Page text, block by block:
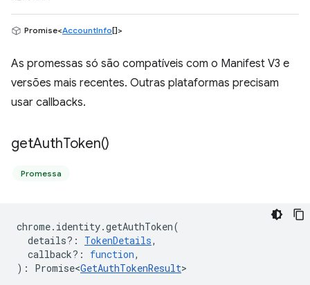
Promise<AccountInfo[]>
As promessas só são compatíveis com o Manifest V3 e
versões mais recentes. Outras plataformas precisam
usar callbacks.
getAuthToken()
Promessa
chrome. identity.getAuthToken(
details? : TokenDetails,
callback? : function,
) : Promise<GetAuthTokenResult>